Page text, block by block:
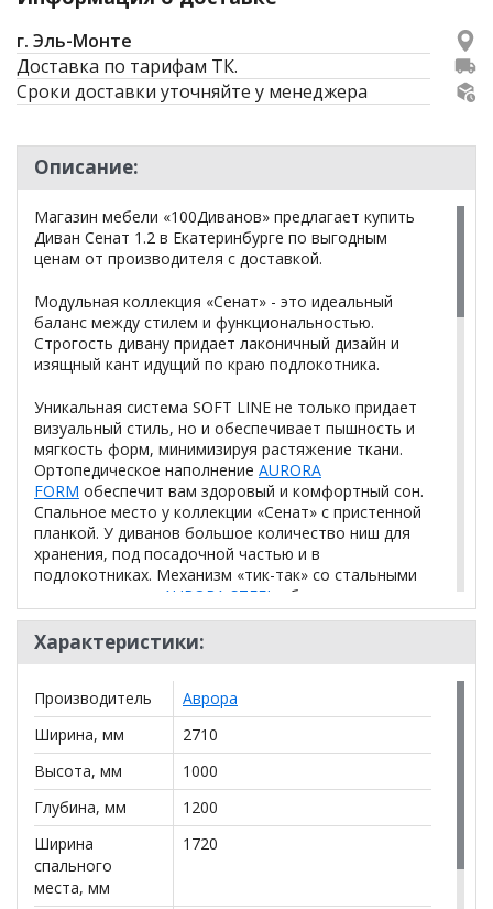
г. Эль-Монте
Доставка по тарифам ТК.
Сроки доставки уточняйте у менеджера
Описание:
Магазин мебели «100Диванов» предлагает купить
Диван Сенат 1.2 в Екатеринбурге по выгодным
ценам от производителя с доставкой.
Модульная коллекция «Сенат» - это идеальный
баланс между стилем и функциональностью.
Строгость дивану придает лаконичный дизайн и
изящный кант идущий по краю подлокотника.
Уникальная система SOFT LINE не только придает
визуальный стиль, но и обеспечивает пышность и
мягкость форм, минимизируя растяжение ткани.
Ортопедическое наполнение AURORA
FORM обеспечит вам здоровый и комфортный сон.
Спальное место у коллекции «Сенат» с пристенной
планкой. У диванов большое количество ниш для
хранения, под посадочной частью и в
подлокотниках. Механизм «тик-так» со стальными
AURORA STEEL
обеспечит легкую и
надежную раскладку дивана.
Механизм Тик-так
Наполнение
Независимый пружинный блок
(НПБ)
Каркас
Сухой калиброванный брусок
Диваны по
назначению
Диваны для сна
Общие
габариты
дивана (Ш * Г
Характеристики:
Производитель
Аврора
Ширина, мм
2710
Высота, мм
1000
Глубина, мм
1200
Ширина
спального
места, мм
1720